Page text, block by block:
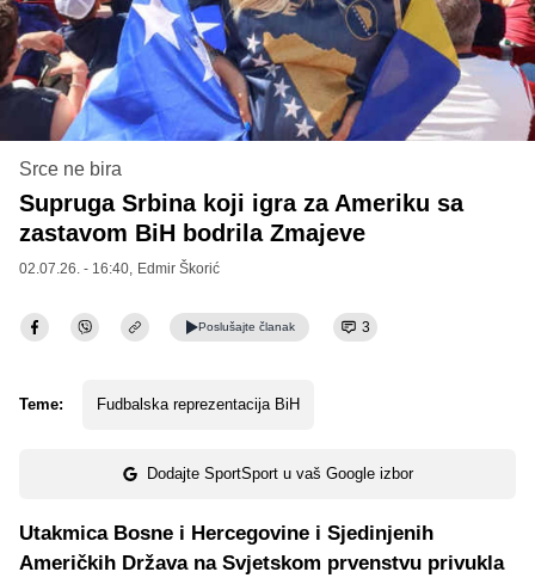
Srce ne bira
Supruga Srbina koji igra za Ameriku sa
zastavom BiH bodrila Zmajeve
02.07.26. - 16:40, Edmir Škorić
Poslušajte članak 3
Teme: Fudbalska reprezentacija BiH
Dodajte SportSport u vaš Google izbor
Utakmica Bosne i Hercegovine i Sjedinjenih
Američkih Država na Svjetskom prvenstvu privukla